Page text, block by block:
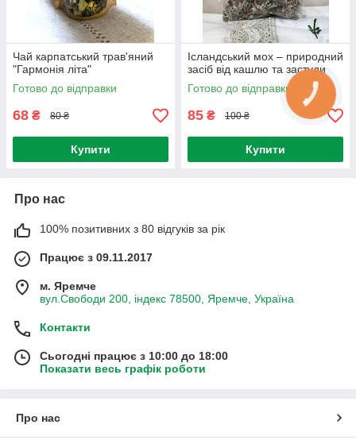
Чай карпатський трав'яний
"Гармонія літа"
Готово до відправки
68 ₴ 80 ₴
Купити
Ісландський мох – природний
засіб від кашлю та застуди
Готово до відправки
85 ₴ 100 ₴
Купити
Про нас
100% позитивних з 80 відгуків за рік
Працює з 09.11.2017
м. Яремче
вул.Свободи 200, індекс 78500, Яремче, Україна
Контакти
Сьогодні працює з 10:00 до 18:00
Показати весь графік роботи
Про нас